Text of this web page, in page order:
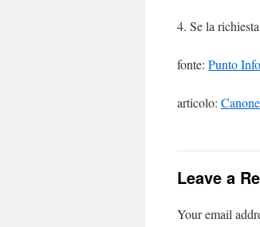
4. Se la
fonte: Punto
articolo:
Leave a
Your email